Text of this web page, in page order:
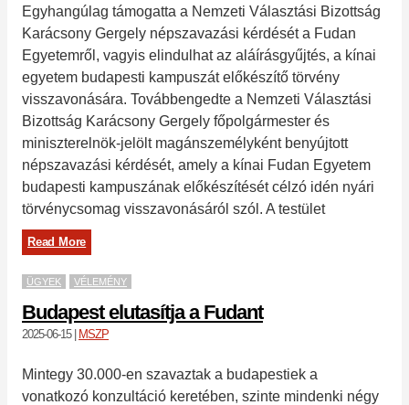
Egyhangúlag támogatta a Nemzeti Választási Bizottság
Karácsony Gergely népszavazási kérdését a Fudan
Egyetemről, vagyis elindulhat az aláírásgyűjtés, a kínai
egyetem budapesti kampuszát előkészítő törvény
visszavonására. Továbbengedte a Nemzeti Választási
Bizottság Karácsony Gergely főpolgármester és
miniszterelnök-jelölt magánszemélyként benyújtott
népszavazási kérdését, amely a kínai Fudan Egyetem
budapesti kampuszának előkészítését célzó idén nyári
törvénycsomag visszavonásáról szól. A testület
Read More
ÜGYEK VÉLEMÉNY
Budapest elutasítja a Fudant
2025-06-15| MSZP
Mintegy 30.000-en szavaztak a budapestiek a
vonatkozó konzultáció keretében, szinte mindenki négy